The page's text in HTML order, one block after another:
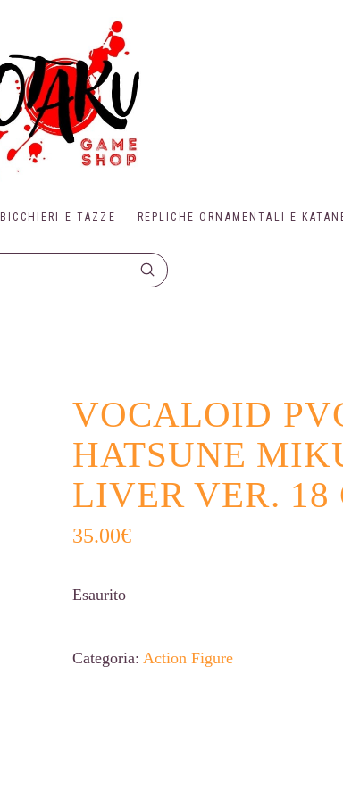
BICCHIERI E TAZZE REPLICHE ORNAMENTALI E
Submit
VOCALOID
HATSUNE
LIVER VER. 18
35.00€
Esaurito
Categoria: Action Figure